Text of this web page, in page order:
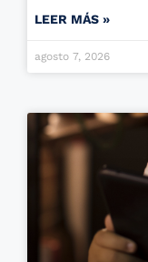
LEER MÁS »
agosto 7, 2026